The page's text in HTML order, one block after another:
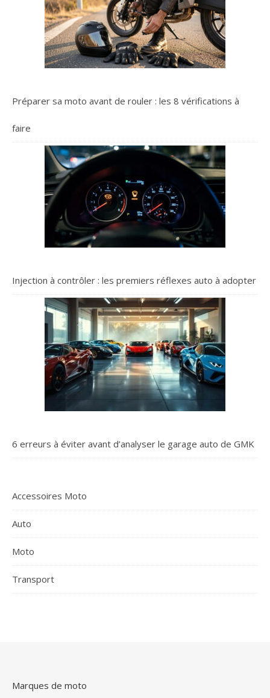
Préparer sa moto avant de rouler : les 8 vérifications à
faire
Injection à contrôler : les premiers réflexes auto à adopter
6 erreurs à éviter avant d’analyser le garage auto de GMK
Accessoires Moto
Auto
Moto
Transport
Marques de moto